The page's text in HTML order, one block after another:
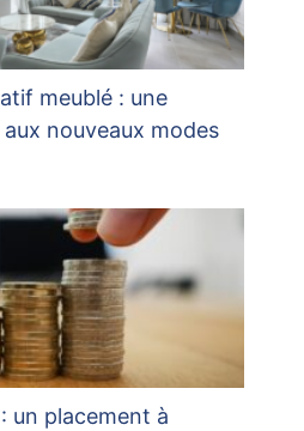
meublé : une
nouveaux modes
un placement à